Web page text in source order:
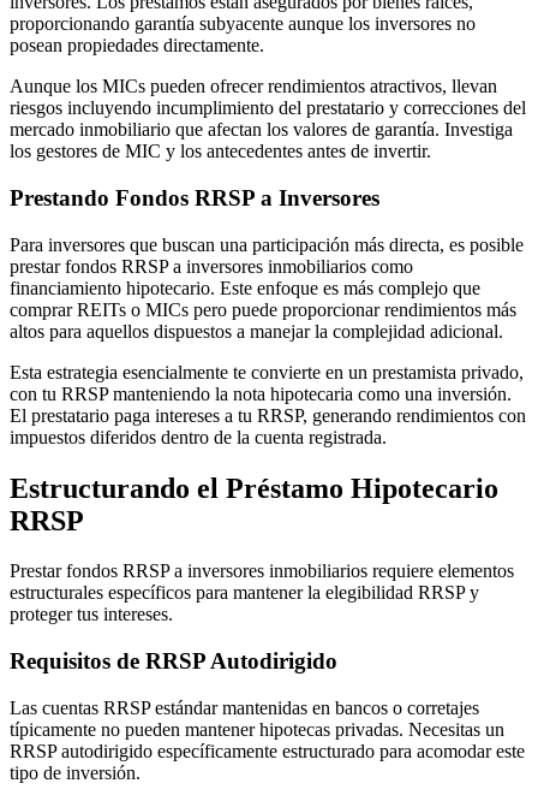
proporcionando garantía subyacente aunque los inversores no
posean propiedades directamente.
Aunque los MICs pueden ofrecer rendimientos atractivos, llevan
riesgos incluyendo incumplimiento del prestatario y correcciones del
mercado inmobiliario que afectan los valores de garantía. Investiga
los gestores de MIC y los antecedentes antes de invertir.
Prestando Fondos RRSP a Inversores
Para inversores que buscan una participación más directa, es posible
prestar fondos RRSP a inversores inmobiliarios como
financiamiento hipotecario. Este enfoque es más complejo que
comprar REITs o MICs pero puede proporcionar rendimientos más
altos para aquellos dispuestos a manejar la complejidad adicional.
Esta estrategia esencialmente te convierte en un prestamista privado,
con tu RRSP manteniendo la nota hipotecaria como una inversión.
El prestatario paga intereses a tu RRSP, generando rendimientos con
impuestos diferidos dentro de la cuenta registrada.
Estructurando el Préstamo Hipotecario
RRSP
Prestar fondos RRSP a inversores inmobiliarios requiere elementos
estructurales específicos para mantener la elegibilidad RRSP y
proteger tus intereses.
Requisitos de RRSP Autodirigido
Las cuentas RRSP estándar mantenidas en bancos o corretajes
típicamente no pueden mantener hipotecas privadas. Necesitas un
RRSP autodirigido específicamente estructurado para acomodar este
tipo de inversión.